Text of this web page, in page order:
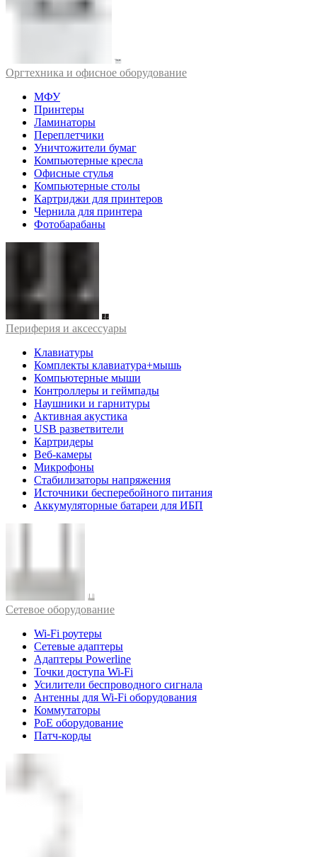
Оргтехника и офисное оборудование
МФУ
Принтеры
Ламинаторы
Переплетчики
Уничтожители бумаг
Компьютерные кресла
Офисные стулья
Компьютерные столы
Картриджи для принтеров
Чернила для принтера
Фотобарабаны
Периферия и аксессуары
Клавиатуры
Комплекты клавиатура+мышь
Компьютерные мыши
Контроллеры и геймпады
Наушники и гарнитуры
Активная акустика
USB разветвители
Картридеры
Веб-камеры
Микрофоны
Стабилизаторы напряжения
Источники бесперебойного питания
Аккумуляторные батареи для ИБП
Cетевое оборудование
Wi-Fi роутеры
Сетевые адаптеры
Адаптеры Powerline
Точки доступа Wi-Fi
Усилители беспроводного сигнала
Антенны для Wi-Fi оборудования
Коммутаторы
PoE оборудование
Патч-корды